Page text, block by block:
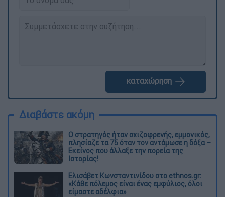
καταχώρηση
Διαβάστε ακόμη
O στρατηγός ήταν σχιζοφρενής, εμμονικός,
πλησίαζε τα 75 όταν τον αντάμωσε η δόξα –
Εκείνος που άλλαξε την πορεία της
Ιστορίας!
Ελισάβετ Κωνσταντινίδου στο ethnos.gr:
«Κάθε πόλεμος είναι ένας εμφύλιος, όλοι
είμαστε αδέλφια»